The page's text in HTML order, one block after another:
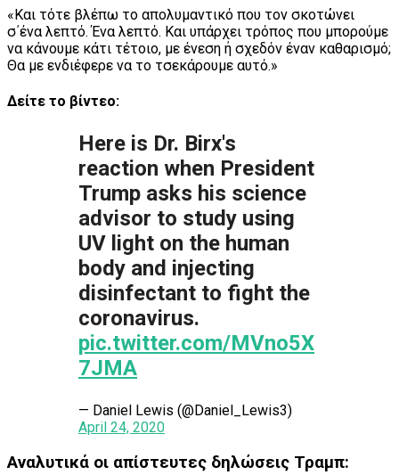
«Και τότε βλέπω το απολυμαντικό που τον σκοτώνει
σ΄ένα λεπτό. Ένα λεπτό. Και υπάρχει τρόπος που μπορούμε
να κάνουμε κάτι τέτοιο, με ένεση ή σχεδόν έναν καθαρισμό;
Θα με ενδιέφερε να το τσεκάρουμε αυτό.»
Δείτε το βίντεο:
Here is Dr. Birx's
reaction when President
Trump asks his science
advisor to study using
UV light on the human
body and injecting
disinfectant to fight the
coronavirus.
pic.twitter.com/MVno5X
7JMA
— Daniel Lewis (@Daniel_Lewis3)
April 24, 2020
Αναλυτικά οι απίστευτες δηλώσεις Τραμπ: